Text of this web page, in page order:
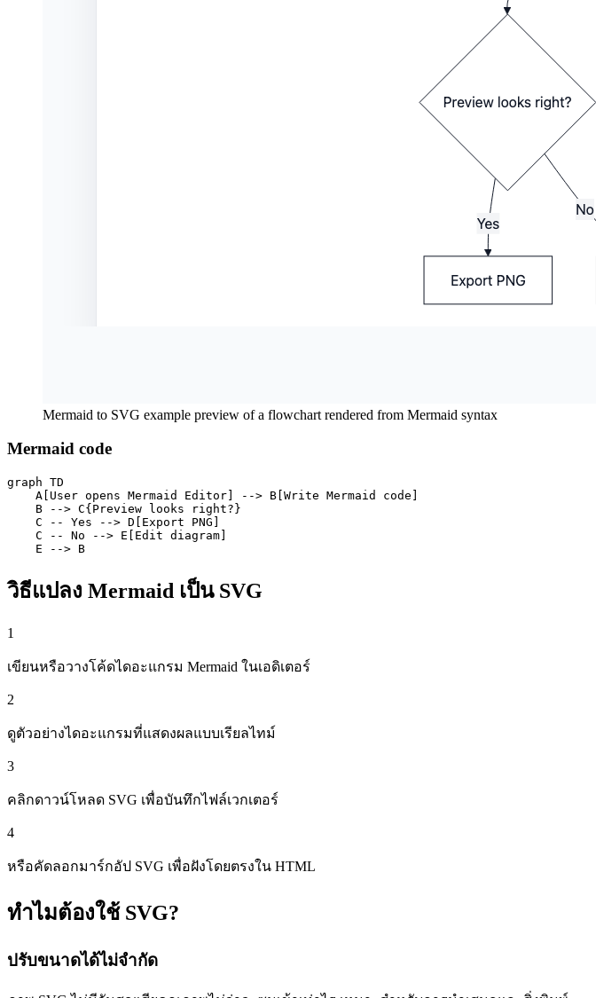
Mermaid to SVG example preview of a flowchart rendered from Mermaid syntax
Mermaid code
graph TD
    A[User opens Mermaid Editor] --> B[Write Mermaid code]
    B --> C{Preview looks right?}
    C -- Yes --> D[Export PNG]
    C -- No --> E[Edit diagram]
    E --> B
วิธีแปลง Mermaid เป็น SVG
1
เขียนหรือวางโค้ดไดอะแกรม Mermaid ในเอดิเตอร์
2
ดูตัวอย่างไดอะแกรมที่แสดงผลแบบเรียลไทม์
3
คลิกดาวน์โหลด SVG เพื่อบันทึกไฟล์เวกเตอร์
4
หรือคัดลอกมาร์กอัป SVG เพื่อฝังโดยตรงใน HTML
ทำไมต้องใช้ SVG?
ปรับขนาดได้ไม่จำกัด